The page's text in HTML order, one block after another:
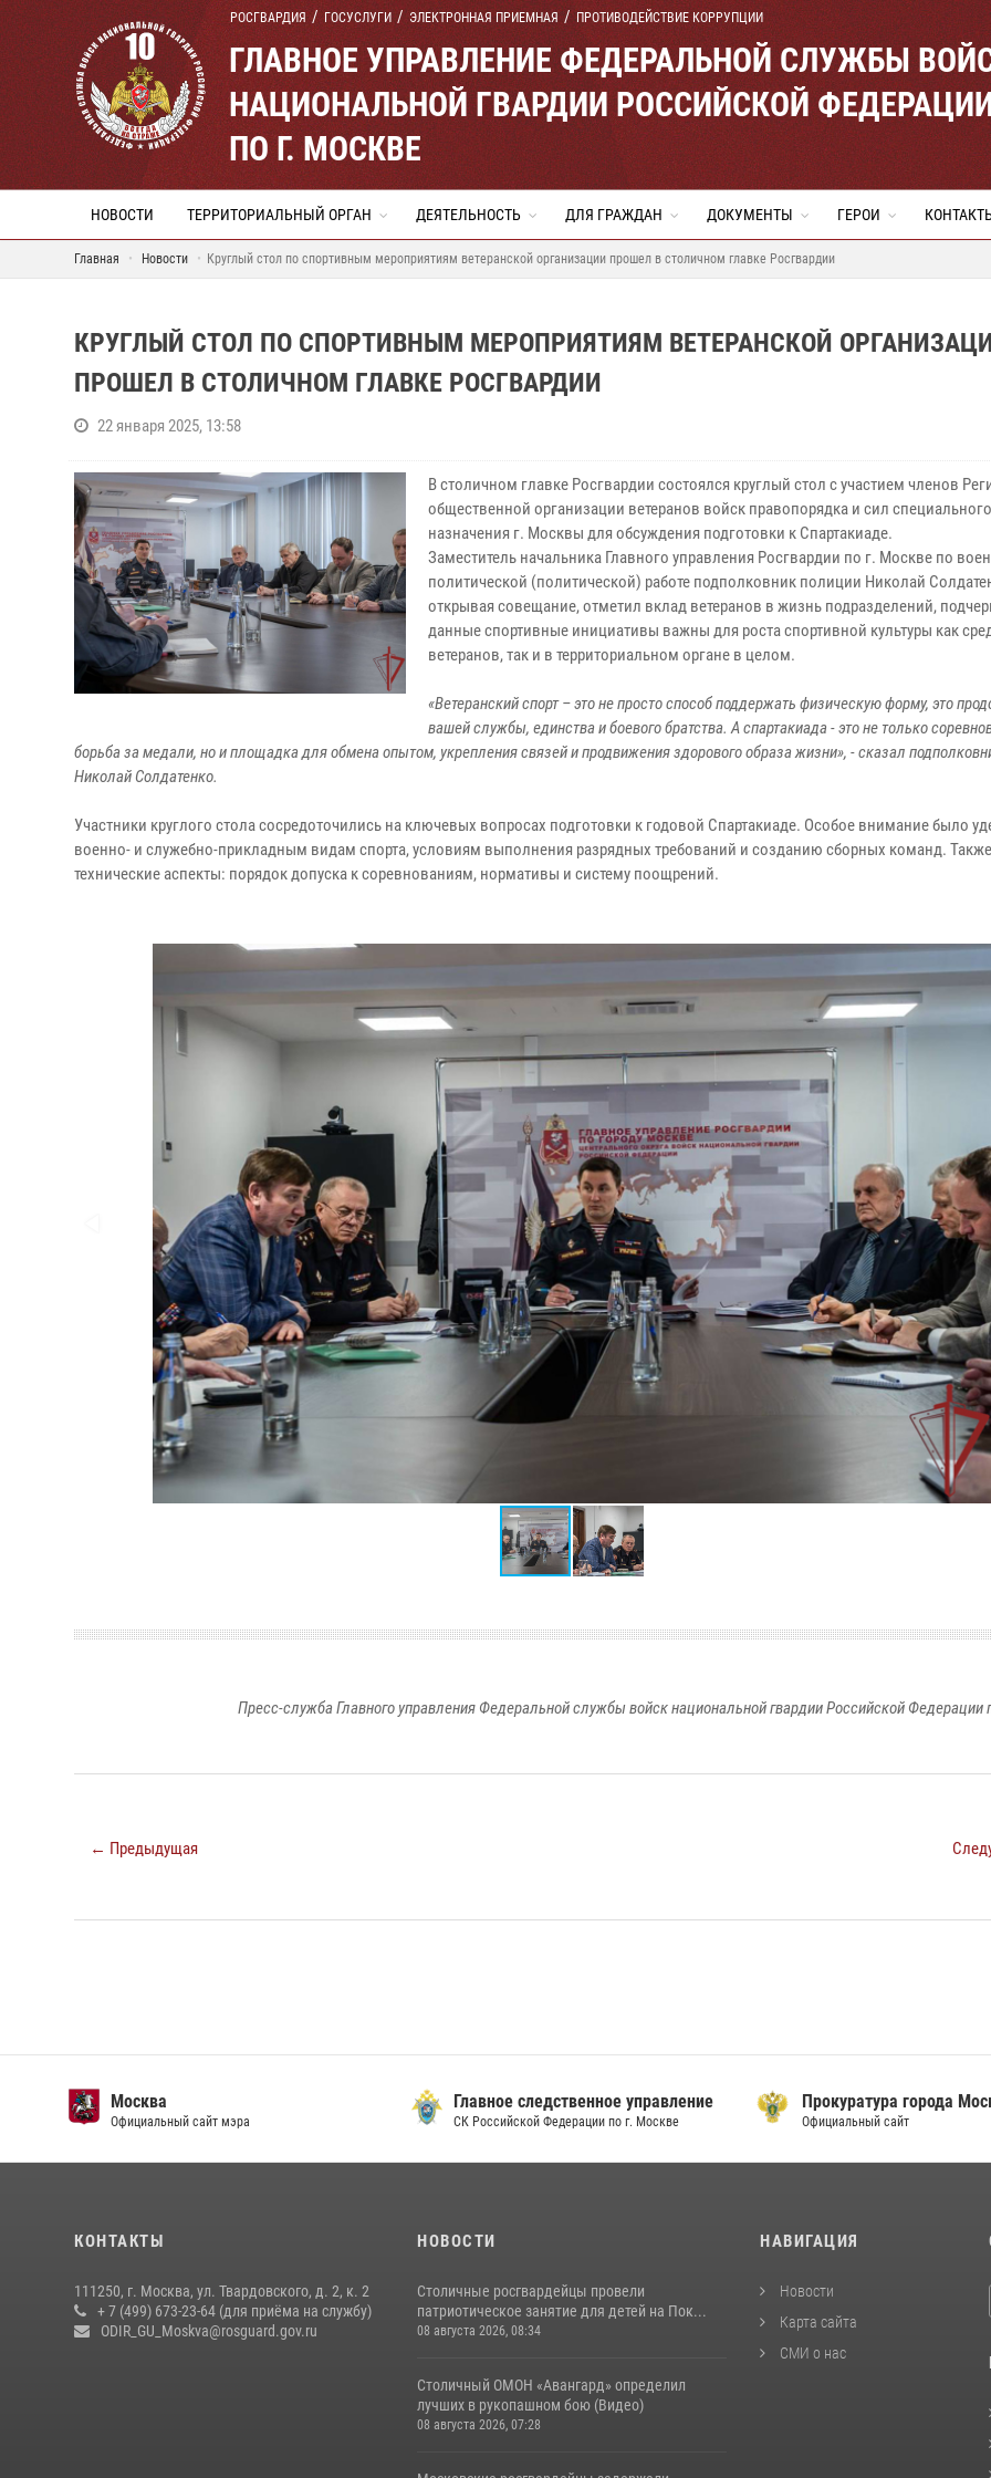
РОСГВАРДИЯ ГОСУСЛУГИ ЭЛЕКТРОННАЯ ПРИЕМНАЯ ПРОТИВОДЕЙСТВИЕ КОРРУПЦИИ
ГЛАВНОЕ УПРАВЛЕНИЕ ФЕДЕРАЛЬНОЙ СЛУЖБЫ
НАЦИОНАЛЬНОЙ ГВАРДИИ РОССИЙСКОЙ
ПО Г. МОСКВЕ
НОВОСТИ ТЕРРИТОРИАЛЬНЫЙ ОРГАН ДЕЯТЕЛЬНОСТЬ ДЛЯ ГРАЖДАН ДОКУМЕНТЫ ГЕРОИ
Главная Новости Круглый стол по спортивным мероприятиям ветеранской организации прошел в столичном главке Росгвардии
КРУГЛЫЙ СТОЛ ПО СПОРТИВНЫМ МЕРОПРИЯТИЯМ ВЕТЕРАНСКОЙ
ПРОШЕЛ В СТОЛИЧНОМ ГЛАВКЕ РОСГВАРДИИ
22 января 2025, 13:58
В столичном главке Росгвардии состоялся круглый стол с участием членов
общественной организации ветеранов войск правопорядка и сил специального
назначения г. Москвы для обсуждения подготовки к Спартакиаде.
Заместитель начальника Главного управления Росгвардии по г. Москве по
политической (политической) работе подполковник полиции Николай
открывая совещание, отметил вклад ветеранов в жизнь подразделений,
данные спортивные инициативы важны для роста спортивной культуры как
ветеранов, так и в территориальном органе в целом.
«Ветеранский спорт – это не просто способ поддержать физическую форму, это
вашей службы, единства и боевого братства. А спартакиада - это не только
борьба за медали, но и площадка для обмена опытом, укрепления связей и продвижения здорового образа жизни», - сказал
Николай Солдатенко.
Участники круглого стола сосредоточились на ключевых вопросах подготовки к годовой Спартакиаде. Особое внимание было
военно- и служебно-прикладным видам спорта, условиям выполнения разрядных требований и созданию сборных команд.
технические аспекты: порядок допуска к соревнованиям, нормативы и систему поощрений.
Пресс-служба Главного управления Федеральной службы войск национальной гвардии Российской Федерации
← Предыдущая
Москва
Официальный сайт мэра
Главное следственное управление
СК Российской Федерации по г. Москве
Прокуратура города
Официальный сайт
КОНТАКТЫ
111250, г. Москва, ул. Твардовского, д. 2, к. 2
+ 7 (499) 673-23-64 (для приёма на службу)
ODIR_GU_Moskva@rosguard.gov.ru
НОВОСТИ
Столичные росгвардейцы провели
патриотическое занятие для детей на Пок...
08 августа 2026, 08:34
Столичный ОМОН «Авангард» определил
лучших в рукопашном бою (Видео)
08 августа 2026, 07:28
НАВИГАЦИЯ
Новости
Карта сайта
СМИ о нас